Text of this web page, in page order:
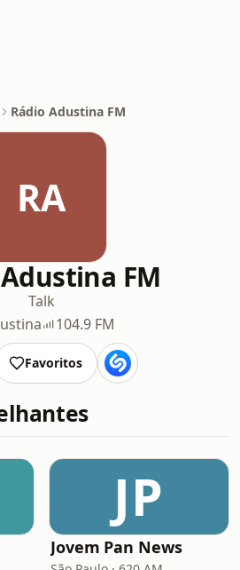
Rádio Adustina FM
RA
FM
Talk
104.9 FM
Favoritos
JP
Jovem Pan News